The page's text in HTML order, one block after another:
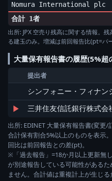
Nomura International plc
合計 1者
出所: JPX 空売り残高に関する情報。
る建玉のみ。増減は前回報告比(pt=パ
大量保有報告書の履歴(5%超
提出者
シンフォニー・フィナ
▶ 三井住友信託銀行株式会
出所: EDINET 大量保有報告書(変更
合計保有割合5%以上のものを表示
回比は前回報告との差(pt)。
※「過去報告」=18か月以上更新無
が別途報告している可能性がある
ません。合計値は重複計上が生じる